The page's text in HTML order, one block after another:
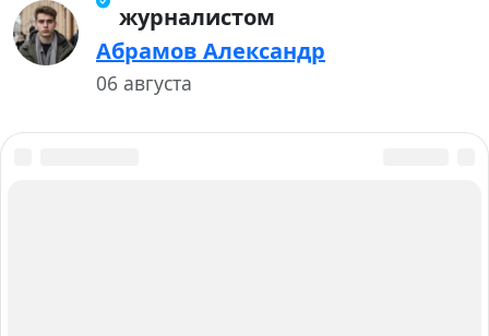
журналистом
Абрамов Александр
06 августа